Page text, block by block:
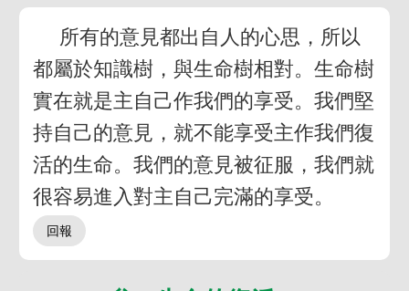
所有的意見都出自人的心思，所以
都屬於知識樹，與生命樹相對。生命樹
實在就是主自己作我們的享受。我們堅
持自己的意見，就不能享受主作我們復
活的生命。我們的意見被征服，我們就
很容易進入對主自己完滿的享受。